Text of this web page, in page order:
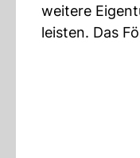
weitere
leisten. Das